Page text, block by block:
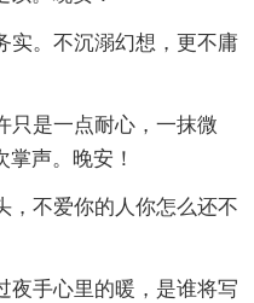
实。不沉溺幻想，更不庸
只是一点耐心，一抹微
声。晚安！
，不爱你的人你怎么还不
夜手心里的暖，是谁将写